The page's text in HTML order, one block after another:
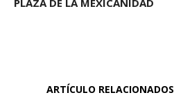
PLAZA DE LA MEXICANIDAD
ARTÍCULO RELACIONADOS